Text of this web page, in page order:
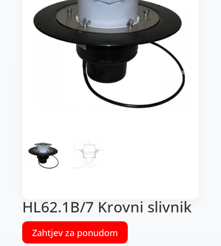
HL62.1B/7 Krovni slivnik
Zahtjev za ponudom